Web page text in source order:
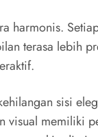
harmonis.
terasa lebih
sisi
memiliki